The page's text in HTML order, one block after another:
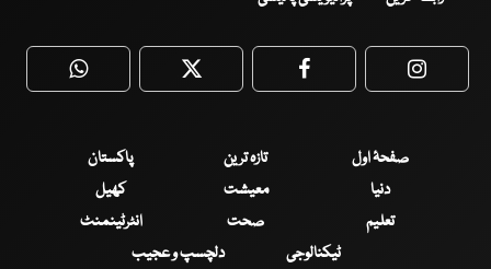
WhatsApp Twitter Facebook
صفحۂ اول تازہ ترین
پاکستان
دنیا
معیشت
کھیل
تعلیم
صحت
انٹرٹینمنٹ
ٹیکنالوجی
دلچسپ و عجیب